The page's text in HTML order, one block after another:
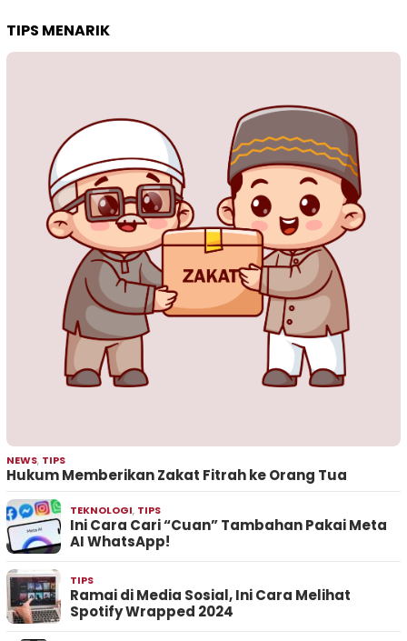
TIPS MENARIK
NEWS, TIPS
Hukum Memberikan Zakat Fitrah ke Orang Tua
TEKNOLOGI, TIPS
Ini Cara Cari “Cuan” Tambahan Pakai Meta
AI WhatsApp!
TIPS
Ramai di Media Sosial, Ini Cara Melihat
Spotify Wrapped 2024